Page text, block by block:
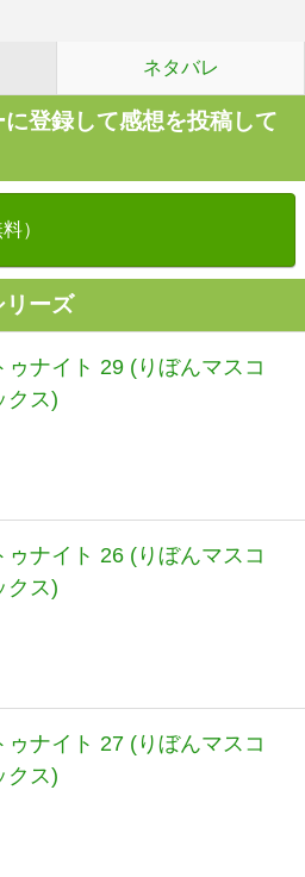
ネタバレ
登録して感想を投稿して
）
リーズ
ゥナイト 29 (りぼんマスコ
クス)
ゥナイト 26 (りぼんマスコ
クス)
ゥナイト 27 (りぼんマスコ
クス)